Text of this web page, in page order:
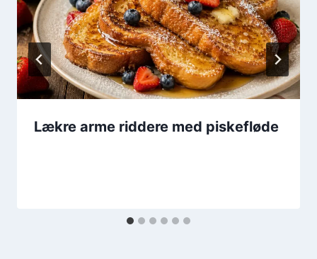
Lækre arme riddere med piskefløde